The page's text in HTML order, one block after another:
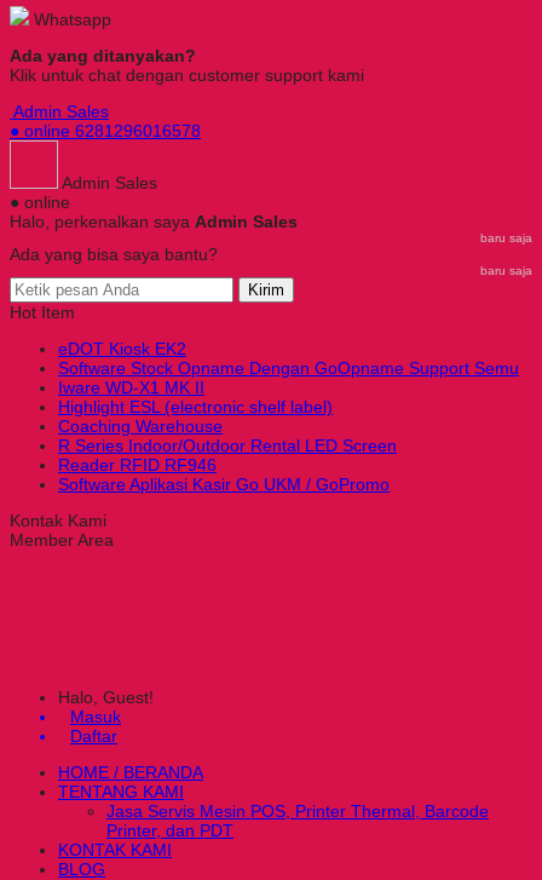
Whatsapp
Ada yang ditanyakan?
Klik untuk chat dengan customer support kami
Admin Sales
● online 6281296016578
Admin Sales
● online
Halo, perkenalkan saya Admin Sales
baru saja
Ada yang bisa saya bantu?
baru saja
Kirim
Hot Item
eDOT Kiosk EK2
Software Stock Opname Dengan GoOpname Support Semu
Iware WD-X1 MK II
Highlight ESL (electronic shelf label)
Coaching Warehouse
R Series Indoor/Outdoor Rental LED Screen
Reader RFID RF946
Software Aplikasi Kasir Go UKM / GoPromo
Kontak Kami
Member Area
Halo, Guest!
Masuk
Daftar
HOME / BERANDA
TENTANG KAMI
Jasa Servis Mesin POS, Printer Thermal, Barcode
Printer, dan PDT
KONTAK KAMI
BLOG